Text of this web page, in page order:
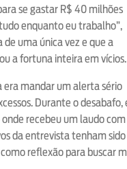
se gastar R$ 40 milhões
enquanto eu trabalho”,
uma única vez e que a
a fortuna inteira em vícios.
era mandar um alerta sério
Durante o desabafo,
recebeu um laudo com
da entrevista tenham sido
reflexão para buscar